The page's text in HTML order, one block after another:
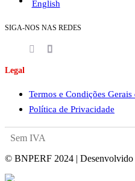
English
SIGA-NOS NAS REDES
Legal
Termos e Condições Gerais
Política de Privacidade
Sem IVA
© BNPERF 2024 | Desenvolvido